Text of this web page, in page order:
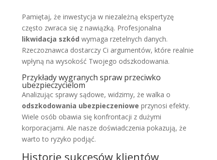
Pamiętaj, że inwestycja w niezależną ekspertyzę
często zwraca się z nawiązką. Profesjonalna
likwidacja szkód wymaga rzetelnych danych.
Rzeczoznawca dostarczy Ci argumentów, które realnie
wpłyną na wysokość Twojego odszkodowania.
Przykłady wygranych spraw przeciwko
ubezpieczycielom
Analizując sprawy sądowe, widzimy, że walka o
odszkodowania ubezpieczeniowe przynosi efekty.
Wiele osób obawia się konfrontacji z dużymi
korporacjami. Ale nasze doświadczenia pokazują, że
warto to ryzyko podjąć.
Historie sukcesów klientów